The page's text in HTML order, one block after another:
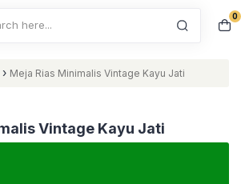
0
› Meja Rias Minimalis Vintage Kayu Jati
Vintage Kayu Jati